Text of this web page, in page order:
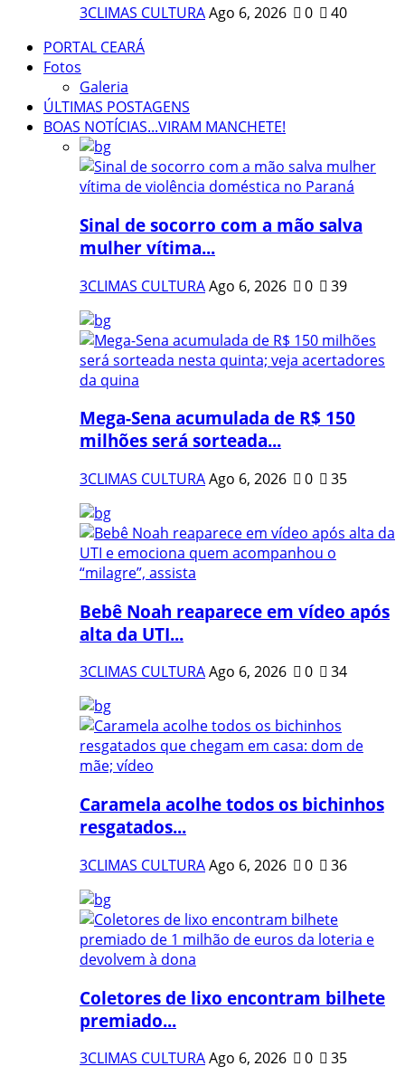
3CLIMAS CULTURAAgo 6, 2026 0
40
PORTAL CEARÁ
Fotos
Galeria
ÚLTIMAS POSTAGENS
BOAS NOTÍCIAS...VIRAM MANCHETE!
Sinal de socorro com a mão salva
mulher vítima...
3CLIMAS CULTURAAgo 6, 2026 0 39
Mega-Sena acumulada de R$ 150
milhões será sorteada...
3CLIMAS CULTURAAgo 6, 2026 0 35
Bebê Noah reaparece em vídeo após
alta da UTI...
3CLIMAS CULTURAAgo 6, 2026 0 34
Caramela acolhe todos os bichinhos
resgatados...
3CLIMAS CULTURAAgo 6, 2026 0 36
Coletores de lixo encontram bilhete
premiado...
3CLIMAS CULTURAAgo 6, 2026 0 35